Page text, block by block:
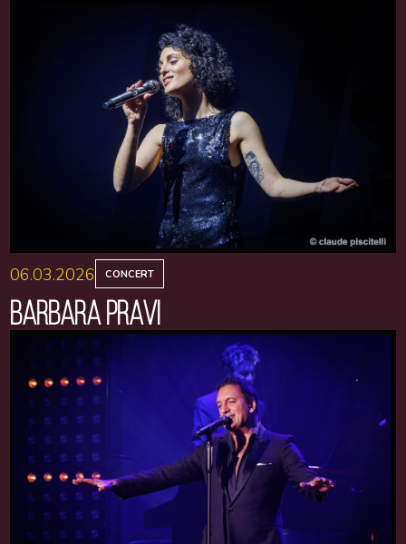
06.03.2026 CONCERT
BARBARA PRAVI